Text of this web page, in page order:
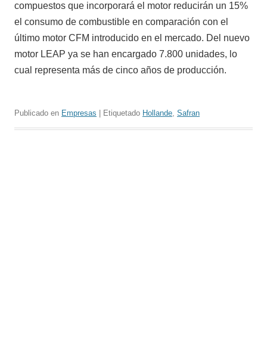
compuestos que incorporará el motor reducirán un 15%
el consumo de combustible en comparación con el
último motor CFM introducido en el mercado. Del nuevo
motor LEAP ya se han encargado 7.800 unidades, lo
cual representa más de cinco años de producción.
Publicado en Empresas | Etiquetado Hollande, Safran